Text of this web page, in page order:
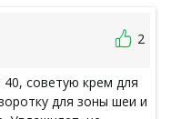
2
советую крем для
для зоны шеи и